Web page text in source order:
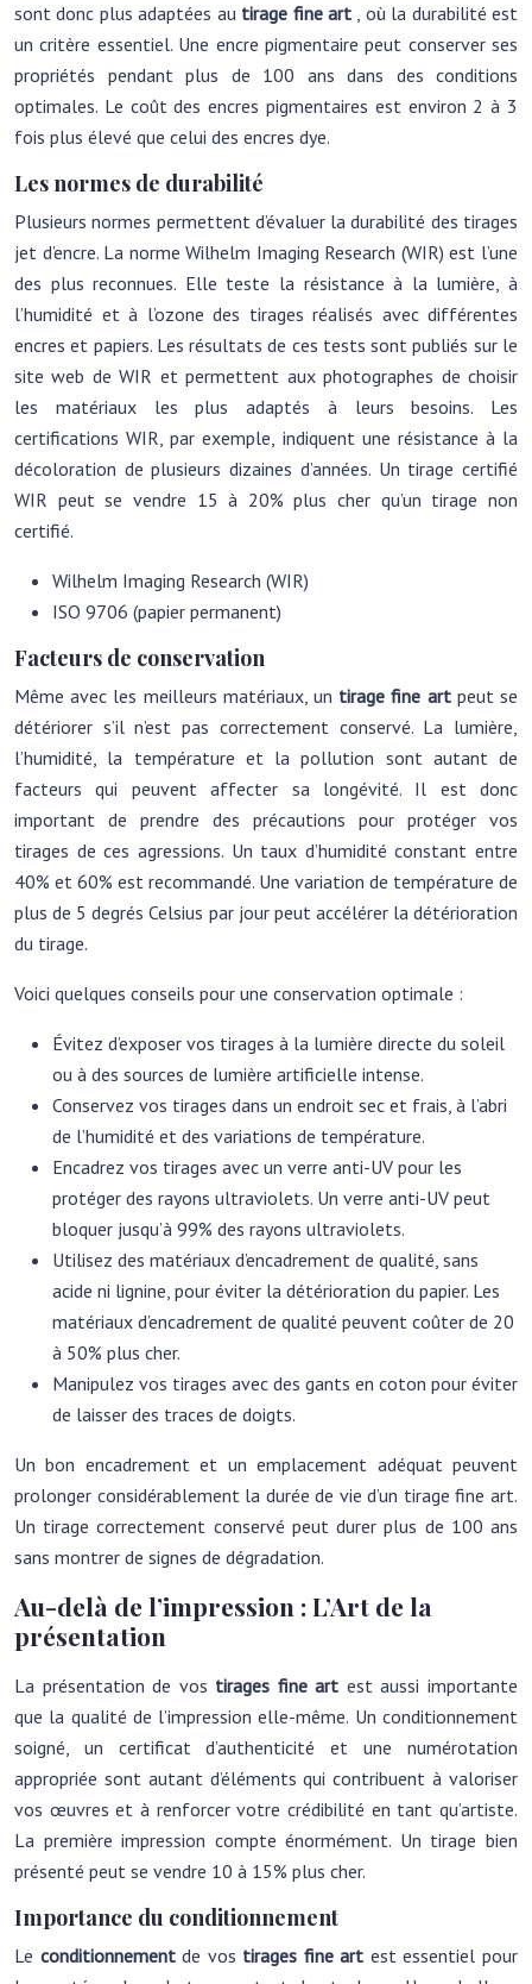
sont donc plus adaptées au tirage fine art , où la durabilité est
un critère essentiel. Une encre pigmentaire peut conserver ses
propriétés pendant plus de 100 ans dans des conditions
optimales. Le coût des encres pigmentaires est environ 2 à 3
fois plus élevé que celui des encres dye.
Les normes de durabilité
Plusieurs normes permettent d’évaluer la durabilité des tirages
jet d’encre. La norme Wilhelm Imaging Research (WIR) est l’une
des plus reconnues. Elle teste la résistance à la lumière, à
l’humidité et à l’ozone des tirages réalisés avec différentes
encres et papiers. Les résultats de ces tests sont publiés sur le
site web de WIR et permettent aux photographes de choisir
les matériaux les plus adaptés à leurs besoins. Les
certifications WIR, par exemple, indiquent une résistance à la
décoloration de plusieurs dizaines d’années. Un tirage certifié
WIR peut se vendre 15 à 20% plus cher qu’un tirage non
certifié.
Wilhelm Imaging Research (WIR)
ISO 9706 (papier permanent)
Facteurs de conservation
Même avec les meilleurs matériaux, un tirage fine art peut se
détériorer s’il n’est pas correctement conservé. La lumière,
l’humidité, la température et la pollution sont autant de
facteurs qui peuvent affecter sa longévité. Il est donc
important de prendre des précautions pour protéger vos
tirages de ces agressions. Un taux d’humidité constant entre
40% et 60% est recommandé. Une variation de température de
plus de 5 degrés Celsius par jour peut accélérer la détérioration
du tirage.
Voici quelques conseils pour une conservation optimale :
Évitez d’exposer vos tirages à la lumière directe du soleil
ou à des sources de lumière artificielle intense.
Conservez vos tirages dans un endroit sec et frais, à l’abri
de l’humidité et des variations de température.
Encadrez vos tirages avec un verre anti-UV pour les
protéger des rayons ultraviolets. Un verre anti-UV peut
bloquer jusqu’à 99% des rayons ultraviolets.
Utilisez des matériaux d’encadrement de qualité, sans
acide ni lignine, pour éviter la détérioration du papier. Les
matériaux d’encadrement de qualité peuvent coûter de 20
à 50% plus cher.
Manipulez vos tirages avec des gants en coton pour éviter
de laisser des traces de doigts.
Un bon encadrement et un emplacement adéquat peuvent
prolonger considérablement la durée de vie d’un tirage fine art.
Un tirage correctement conservé peut durer plus de 100 ans
sans montrer de signes de dégradation.
Au-delà de l’impression : L’Art de la
présentation
La présentation de vos tirages fine art est aussi importante
que la qualité de l’impression elle-même. Un conditionnement
soigné, un certificat d’authenticité et une numérotation
appropriée sont autant d’éléments qui contribuent à valoriser
vos œuvres et à renforcer votre crédibilité en tant qu’artiste.
La première impression compte énormément. Un tirage bien
présenté peut se vendre 10 à 15% plus cher.
Importance du conditionnement
Le conditionnementde vos tirages fine art est essentiel pour